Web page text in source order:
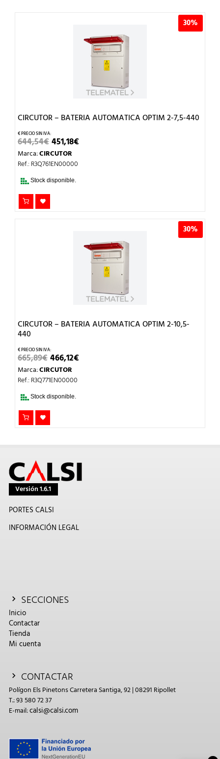
30%
CIRCUTOR – BATERIA AUTOMATICA OPTIM 2-7,5-440
644,54€EL
PRECIO
ORIGINAL
ERA:
451,18€
Marca:CIRCUTOR
Ref.: R3Q761EN00000
Stock disponible.
30%
CIRCUTOR – BATERIA AUTOMATICA OPTIM 2-10,5-
440
665,89€EL
PRECIO
ORIGINAL
ERA:
466,12€
Marca:CIRCUTOR
Ref.: R3Q771EN00000
Stock disponible.
Versión 1.6.1
PORTES CALSI
INFORMACIÓN LEGAL
SECCIONES
Inicio
Contactar
Tienda
Mi cuenta
CONTACTAR
Polígon Els Pinetons Carretera Santiga, 92 | 08291 Ripollet
T.: 93 580 72 37
E-mail:calsi@calsi.com